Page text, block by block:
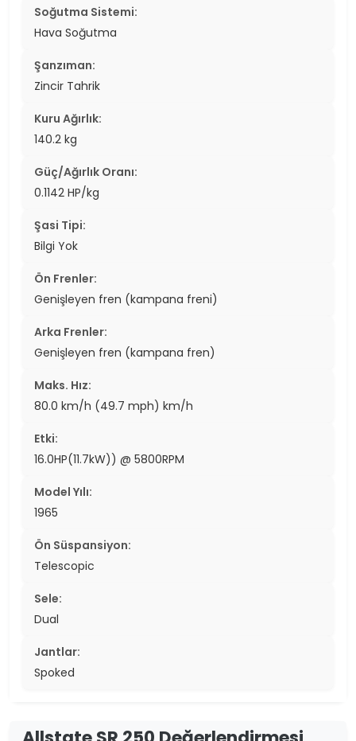
Soğutma Sistemi:
Hava Soğutma
Şanzıman:
Zincir Tahrik
Kuru Ağırlık:
140.2 kg
Güç/Ağırlık Oranı:
0.1142 HP/kg
Şasi Tipi:
Bilgi Yok
Ön Frenler:
Genişleyen fren (kampana freni)
Arka Frenler:
Genişleyen fren (kampana fren)
Maks. Hız:
80.0 km/h (49.7 mph) km/h
Etki:
16.0HP(11.7kW)) @ 5800RPM
Model Yılı:
1965
Ön Süspansiyon:
Telescopic
Sele:
Dual
Jantlar:
Spoked